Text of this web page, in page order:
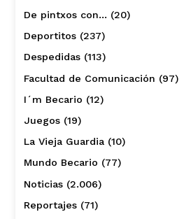
De pintxos con… (20)
Deportitos(237)
Despedidas(113)
Facultad de Comunicación (97)
I´m Becario (12)
Juegos(19)
La Vieja Guardia(10)
Mundo Becario (77)
Noticias(2.006)
Reportajes(71)